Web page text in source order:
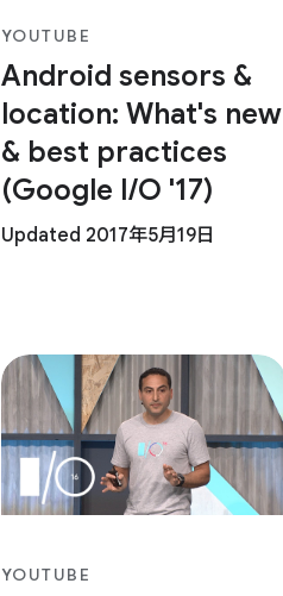
YOUTUBE
Android sensors &
location: What's new
& best practices
(Google I/O '17)
Updated 2017年5月19日
YOUTUBE